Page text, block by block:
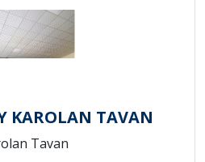
KAROLAN TAVAN
Tavan